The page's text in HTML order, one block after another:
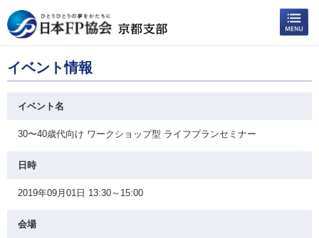
イベント情報
イベント名
30〜40歳代向け ワークショップ型 ライフプランセミナー
日時
2019年09月01日 13:30～15:00
会場